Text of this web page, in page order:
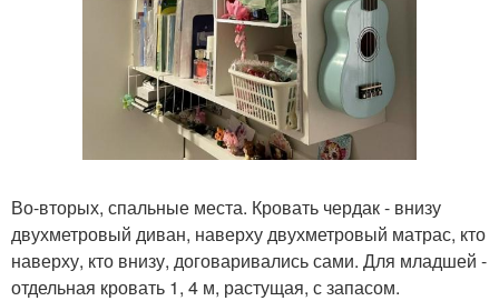
Во-вторых, спальные места. Кровать чердак - внизу
двухметровый диван, наверху двухметровый матрас, кто
наверху, кто внизу, договаривались сами. Для младшей -
отдельная кровать 1, 4 м, растущая, с запасом.